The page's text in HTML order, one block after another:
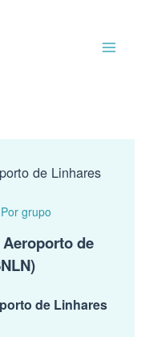
de Linhares
grupo
de
de Linhares